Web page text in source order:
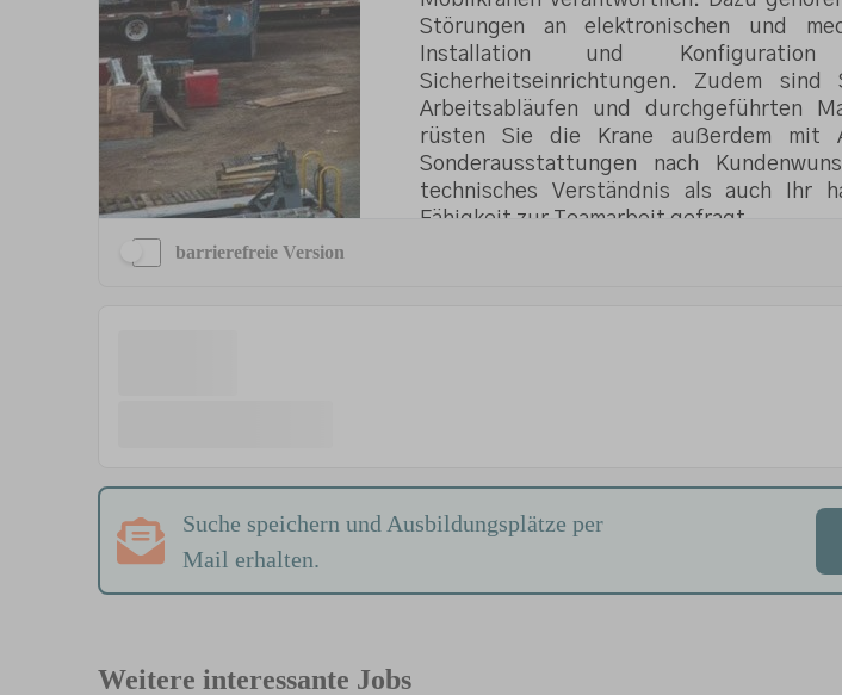
barrierefreie Version
Suche speichern und Ausbildungsplätze per
Mail erhalten.
Weitere interessante Jobs